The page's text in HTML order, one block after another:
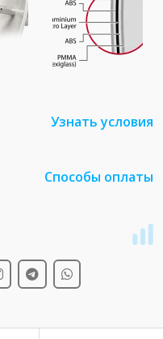
Узнать условия
Способы оплаты